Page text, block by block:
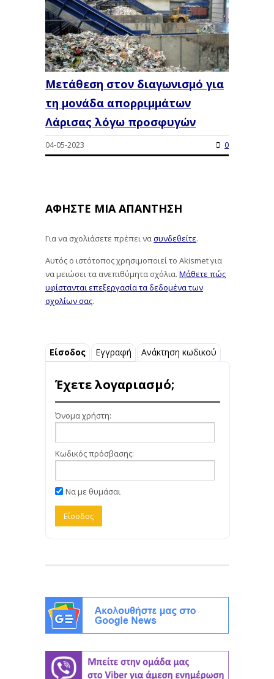
Μετάθεση στον διαγωνισμό για
τη μονάδα απορριμμάτων
Λάρισας λόγω προσφυγών
04-05-2023 0
ΑΦΉΣΤΕ ΜΙΑ ΑΠΆΝΤΗΣΗ
Για να σχολιάσετε πρέπει νασυνδεθείτε.
Αυτός ο ιστότοπος χρησιμοποιεί το Akismet για
να μειώσει τα ανεπιθύμητα σχόλια. Μάθετε πώς
υφίστανται επεξεργασία τα δεδομένα των
σχολίων σας.
Είσοδος Εγγραφή Ανάκτηση κωδικού
Έχετε λογαριασμό;
Όνομα χρήστη:
Κωδικός πρόσβασης:
Να με θυμάσαι